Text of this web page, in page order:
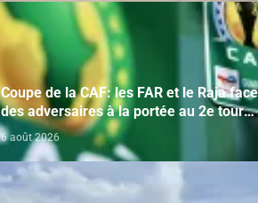
Coupe de la CAF: les FAR et le Raja
des adversaires à la portée au 2e tour
préliminaire
6 août 2026